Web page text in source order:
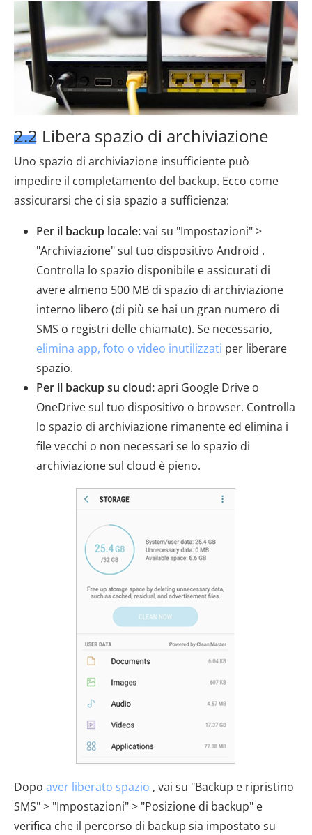
2.2 Libera spazio di archiviazione
Uno spazio di archiviazione insufficiente può
impedire il completamento del backup. Ecco come
assicurarsi che ci sia spazio a sufficienza:
Per il backup locale:vai su "Impostazioni" >
"Archiviazione" sul tuo dispositivo Android .
Controlla lo spazio disponibile e assicurati di
avere almeno 500 MB di spazio di archiviazione
interno libero (di più se hai un gran numero di
SMS o registri delle chiamate). Se necessario,
elimina app, foto o video inutilizzati per liberare
spazio.
Per il backup su cloud:apri Google Drive o
OneDrive sul tuo dispositivo o browser. Controlla
lo spazio di archiviazione rimanente ed elimina i
file vecchi o non necessari se lo spazio di
archiviazione sul cloud è pieno.
Dopo aver liberato spazio , vai su "Backup e ripristino
SMS" > "Impostazioni" > "Posizione di backup" e
verifica che il percorso di backup sia impostato su